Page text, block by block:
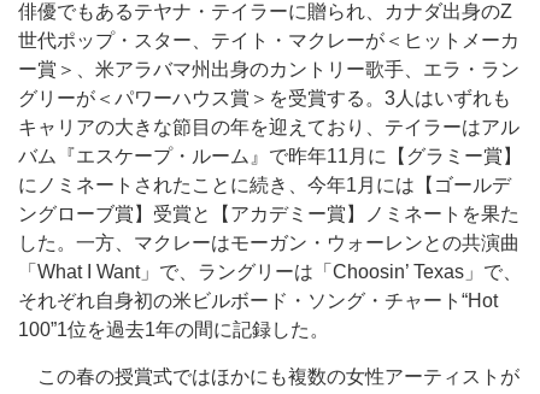
俳優でもあるテヤナ・テイラーに贈られ、カナダ出身のZ
世代ポップ・スター、テイト・マクレーが＜ヒットメーカ
ー賞＞、米アラバマ州出身のカントリー歌手、エラ・ラン
グリーが＜パワーハウス賞＞を受賞する。3人はいずれも
キャリアの大きな節目の年を迎えており、テイラーはアル
バム『エスケープ・ルーム』で昨年11月に【グラミー賞】
にノミネートされたことに続き、今年1月には【ゴールデ
ングローブ賞】受賞と【アカデミー賞】ノミネートを果た
した。一方、マクレーはモーガン・ウォーレンとの共演曲
「What I Want」で、ラングリーは「Choosin’ Texas」で、
それぞれ自身初の米ビルボード・ソング・チャート“Hot
100”1位を過去1年の間に記録した。
この春の授賞式ではほかにも複数の女性アーティストが